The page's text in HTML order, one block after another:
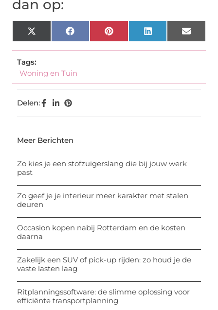
dan op:
X
(Twitter)
FacebookPinterest LinkedIn Email
Tags:
Woning en Tuin
Delen:
Meer Berichten
Zo kies je een stofzuigerslang die bij jouw werk
past
Zo geef je je interieur meer karakter met stalen
deuren
Occasion kopen nabij Rotterdam en de kosten
daarna
Zakelijk een SUV of pick-up rijden: zo houd je de
vaste lasten laag
Ritplanningssoftware: de slimme oplossing voor
efficiënte transportplanning